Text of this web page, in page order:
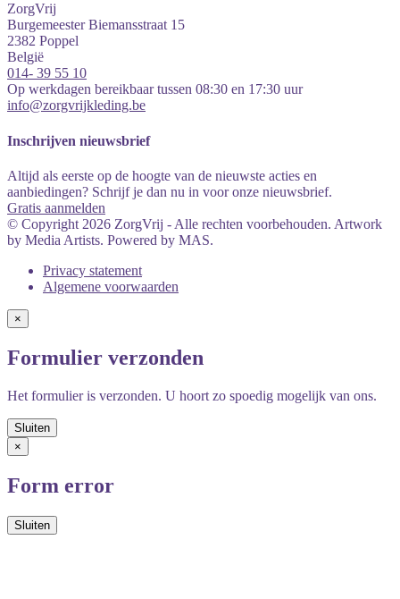
ZorgVrij
Burgemeester Biemansstraat 15
2382 Poppel
België
014- 39 55 10
Op werkdagen bereikbaar tussen 08:30 en 17:30 uur
info@zorgvrijkleding.be
Inschrijven nieuwsbrief
Altijd als eerste op de hoogte van de nieuwste acties en
aanbiedingen? Schrijf je dan nu in voor onze nieuwsbrief.
Gratis aanmelden
© Copyright 2026 ZorgVrij - Alle rechten voorbehouden. Artwork
by Media Artists. Powered by MAS.
Privacy statement
Algemene voorwaarden
×
Formulier verzonden
Het formulier is verzonden. U hoort zo spoedig mogelijk van ons.
×
Form error